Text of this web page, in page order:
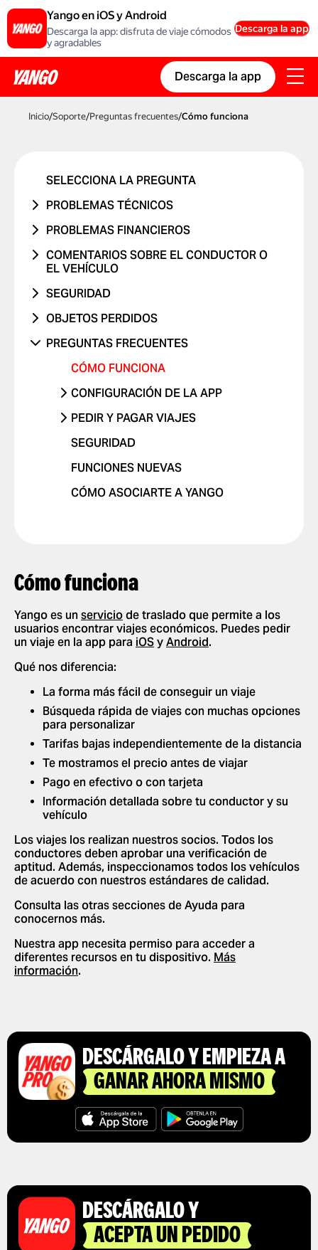
Descarga la app
Yango en iOS y Android
Descarga la app: disfruta de viaje cómodos
y agradables
Descarga la app
Inicio/Soporte/Preguntas frecuentes/Cómo funciona
SELECCIONA LA PREGUNTA
PROBLEMAS TÉCNICOS
PROMOCIONAL
PROBLEMAS FINANCIEROS
ME COBRARON DOS VECES
CAMBIO DE PRECIO
CARGO NO RECONOCIDO
OTRO
COMENTARIOS SOBRE EL CONDUCTOR O
EL VEHÍCULO
SEGURIDAD
INFRACCIONES
ME SIENTO EN PELIGRO
OBJETOS PERDIDOS
PREGUNTAS FRECUENTES
CÓMO FUNCIONA
CONFIGURACIÓN DE LA APP
CUENTA
AGREGAR O ELIMINAR TARJETAS
PERMITIR NOTIFICACIONES PUSH
CAMBIAR DE IDIOMA EN LA APP
PEDIR Y PAGAR VIAJES
PAGO
DEJAR UNA PROPINA A TU
OBTENER UN RECIBO DE VIAJE
SEGURIDAD
FUNCIONES NUEVAS
CÓMO ASOCIARTE A YANGO
Cómo funciona
Yango es un servicio de traslado que permite a los
usuarios encontrar viajes económicos. Puedes pedir
un viaje en la app para iOS y Android.
Qué nos diferencia:
La forma más fácil de conseguir un viaje
Búsqueda rápida de viajes con muchas opciones
para personalizar
Tarifas bajas independientemente de la distancia
Te mostramos el precio antes de viajar
Pago en efectivo o con tarjeta
Información detallada sobre tu conductor y su
vehículo
Los viajes los realizan nuestros socios. Todos los
conductores deben aprobar una verificación de
aptitud. Además, inspeccionamos todos los vehículos
de acuerdo con nuestros estándares de calidad.
Consulta las otras secciones de Ayuda para
conocernos más.
Nuestra app necesita permiso para acceder a
diferentes recursos en tu dispositivo. Más
información.
DESCÁRGALO Y EMPIEZA A
GANAR AHORA MISMO
DESCÁRGALO Y
ACEPTA UN PEDIDO